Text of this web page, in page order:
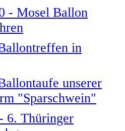
- Mosel Ballon
in
unserer
"Sparschwein"
6. Thüringer